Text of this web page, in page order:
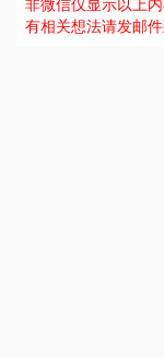
有相关想法请发邮